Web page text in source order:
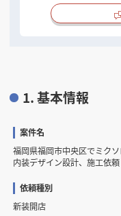
1. 基本情報
案件名
福岡県福岡市中央区でミク
内装デザイン設計、施工依頼
依頼種別
新装開店